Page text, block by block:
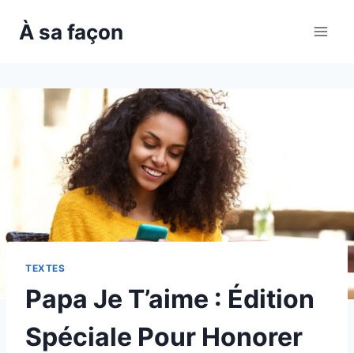
À sa façon
TEXTES
Papa Je T’aime : Édition
Spéciale Pour Honorer